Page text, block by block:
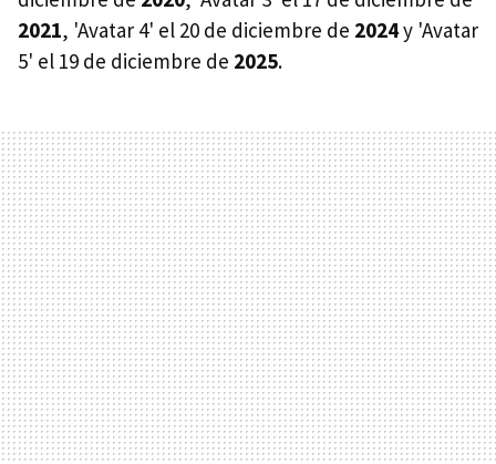
2021, 'Avatar 4' el 20 de diciembre de 2024y 'Avatar
5' el 19 de diciembre de 2025.